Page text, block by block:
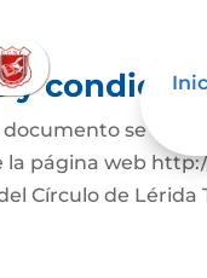
y
se
la página web
Círculo de Lérida